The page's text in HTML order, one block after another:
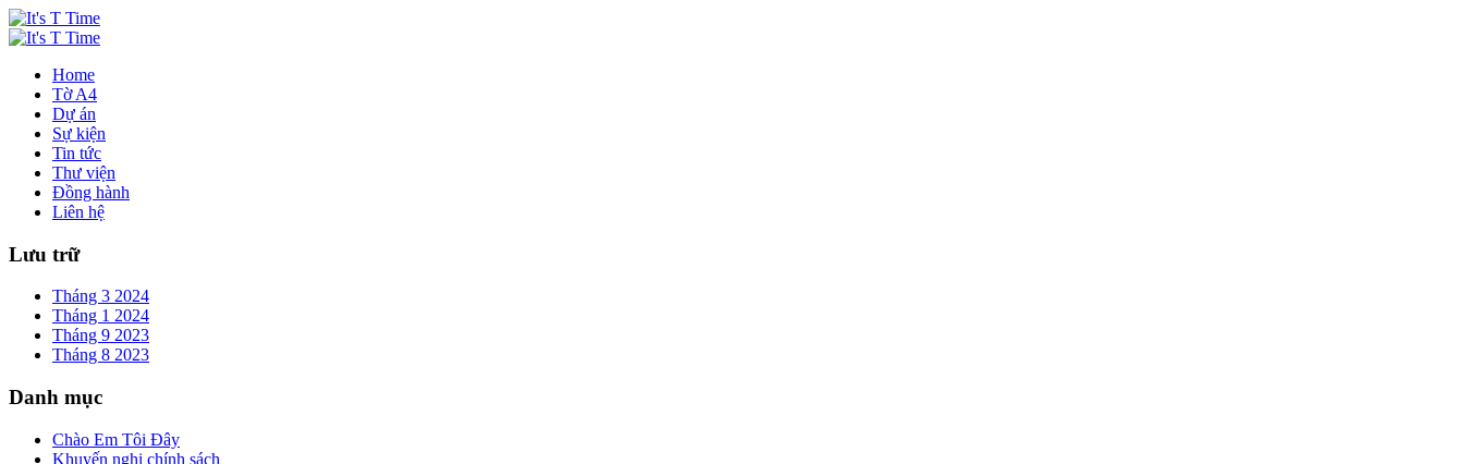
Home
Tờ A4
Dự án
Sự kiện
Tin tức
Thư viện
Đồng hành
Liên hệ
Lưu trữ
Tháng 3 2024
Tháng 1 2024
Tháng 9 2023
Tháng 8 2023
Danh mục
Chào Em Tôi Đây
Khuyến nghị chính sách